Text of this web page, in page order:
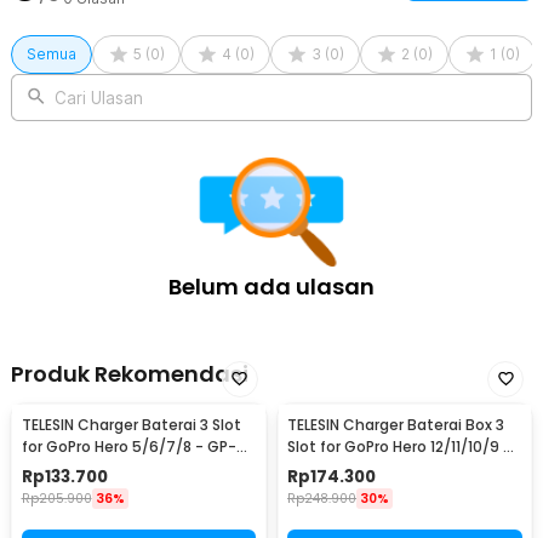
1 x Panduan Penggunaan
Semua 5 (0) 4 (0) 3 (0) 2 (0) 1 (0)
Cari Ulasan
Belum ada ulasan
Produk Rekomendasi
TELESIN Charger Baterai 3 Slot
for GoPro Hero 5/6/7/8 - GP-
BCG-502
Rp133.700
Rp205.900 36%
TELESIN Charger Baterai Box 3
Slot for GoPro Hero 12/11/10/9 -
GP-BCG-901
Rp174.300
Rp248.900 30%